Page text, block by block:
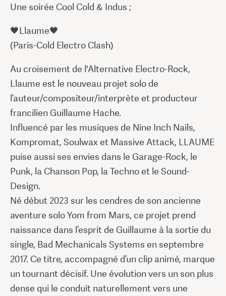
Une soirée Cool Cold & Indus ;
🖤Llaume🖤
(Paris-Cold Electro Clash)
Au croisement de l'Alternative Electro-Rock,
Llaume est le nouveau projet solo de
l’auteur/compositeur/interprète et producteur
francilien Guillaume Hache.
Influencé par les musiques de Nine Inch Nails,
Kompromat, Soulwax et Massive Attack, LLAUME
puise aussi ses envies dans le Garage-Rock, le
Punk, la Chanson Pop, la Techno et le Sound-
Design.
Né début 2023 sur les cendres de son ancienne
aventure solo Yom from Mars, ce projet prend
naissance dans l’esprit de Guillaume à la sortie du
single, Bad Mechanicals Systems en septembre
2017. Ce titre, accompagné d’un clip animé, marque
un tournant décisif. Une évolution vers un son plus
dense qui le conduit naturellement vers une